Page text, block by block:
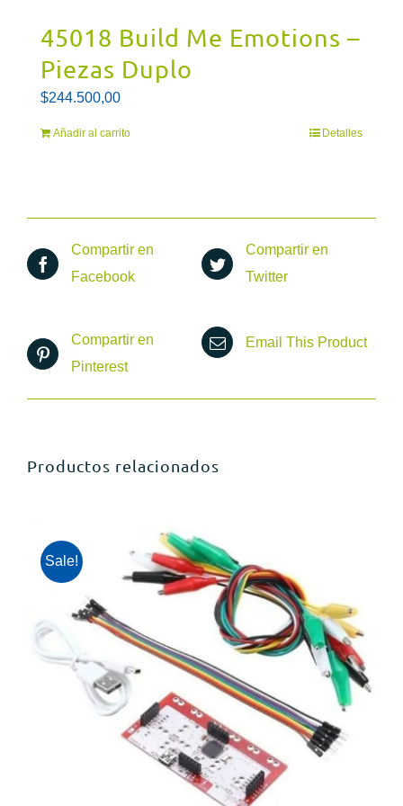
45018 Build Me Emotions –
Piezas Duplo
$244.500,00
Añadir al carrito Detalles
Compartir en
Facebook
Compartir en
Twitter
Compartir en
Pinterest
Email This Product
Productos relacionados
Sale!